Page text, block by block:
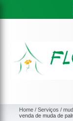
Home Serviços
venda de muda de